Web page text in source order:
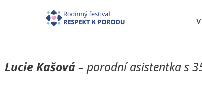
Lucie Kašová–porodní asistentka s